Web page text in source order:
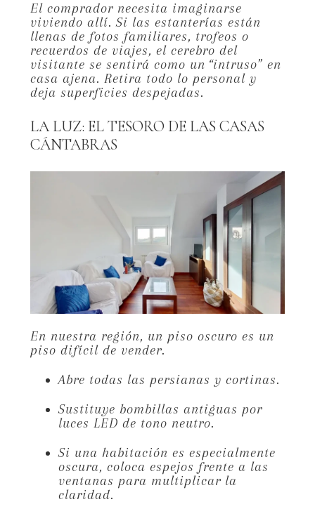
El comprador necesita imaginarse
viviendo allí. Si las estanterías están
llenas de fotos familiares, trofeos o
recuerdos de viajes, el cerebro del
visitante se sentirá como un “intruso” en
casa ajena. Retira todo lo personal y
deja superficies despejadas.
LA LUZ: EL TESORO DE LAS CASAS
CÁNTABRAS
En nuestra región, un piso oscuro es un
piso difícil de vender.
Abre todas las persianas y cortinas.
Sustituye bombillas antiguas por
luces LED de tono neutro.
Si una habitación es especialmente
oscura, coloca espejos frente a las
ventanas para multiplicar la
claridad.